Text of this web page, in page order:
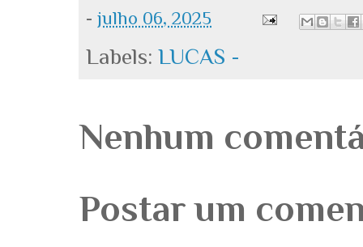
-julho 06, 2025
Labels:LUCAS -
Nenhum
Postar um